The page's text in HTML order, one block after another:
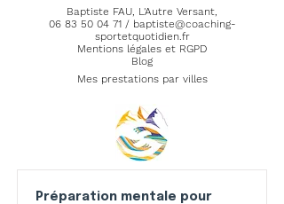
Baptiste FAU, L'Autre Versant,
06 83 50 04 71/ baptiste@coaching-
sportetquotidien.fr
Mentions légales et RGPD
Blog
Mes prestations par villes
Préparation mentale pour